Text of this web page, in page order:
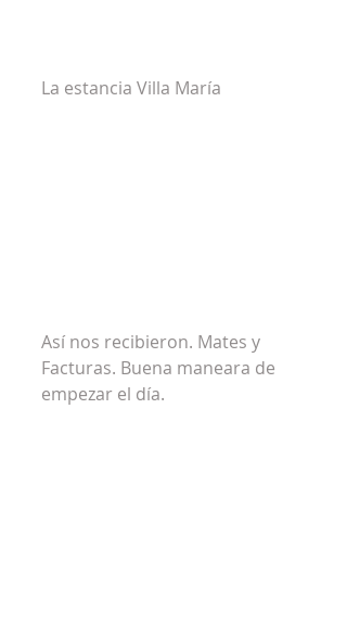
La estancia Villa María
Así nos recibieron. Mates y
Facturas. Buena maneara de
empezar el día.